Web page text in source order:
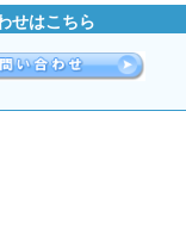
せはこちら